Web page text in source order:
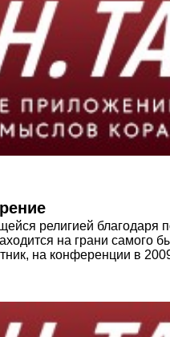
религией благодаря
на грани самого
на конференции в